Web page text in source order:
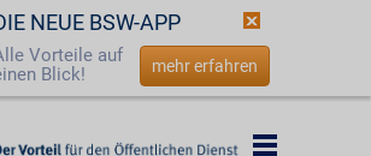
NEUE BSW-APP
Vorteile auf
Blick!
mehr erfahren